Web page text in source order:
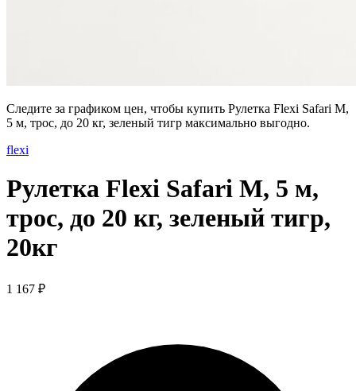
Следите за графиком цен, чтобы купить Рулетка Flexi Safari M,
5 м, трос, до 20 кг, зеленый тигр максимально выгодно.
flexi
Рулетка Flexi Safari M, 5 м,
трос, до 20 кг, зеленый тигр,
20кг
1 167 ₽